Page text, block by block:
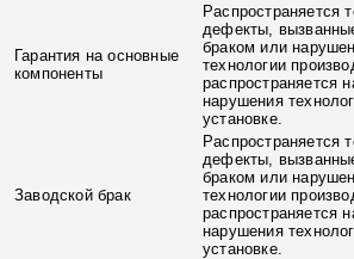
Гарантия на основные
компоненты
Распространяется
дефекты,
браком или
технологии
распространяется
нарушения
установке.
Заводской брак
Распространяется
дефекты,
браком или
технологии
распространяется
нарушения
установке.